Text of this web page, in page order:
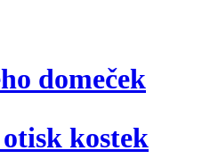
domeček
kostek